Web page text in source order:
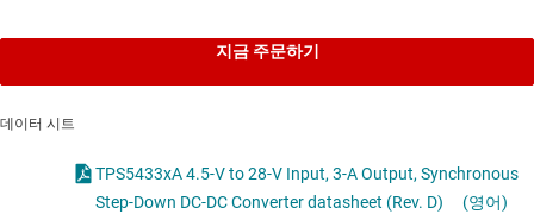
지금 주문하기
데이터 시트
TPS5433xA 4.5-V to 28-V Input, 3-A Output, Synchronous
Step-Down DC-DC Converter datasheet (Rev. D)
(영어)